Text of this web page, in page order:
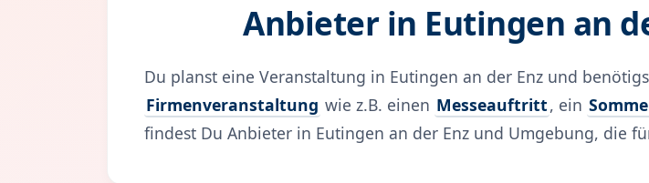
Anbieter in Eutingen an
Du planst eine Veranstaltung in Eutingen an der Enz und
Firmenveranstaltung wie z.B. einen Messeauftritt, ein
findest Du Anbieter in Eutingen an der Enz und Umgebung, die